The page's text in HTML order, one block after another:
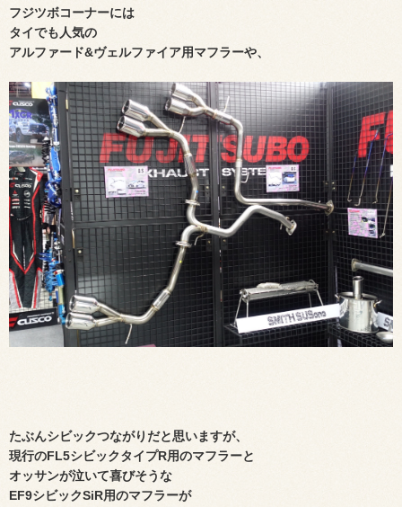
フジツボコーナーには
タイでも人気の
アルファード&ヴェルファイア用マフラーや、
たぶんシビックつながりだと思いますが、
現行のFL5シビックタイプR用のマフラーと
オッサンが泣いて喜びそうな
EF9シビックSiR用のマフラーが